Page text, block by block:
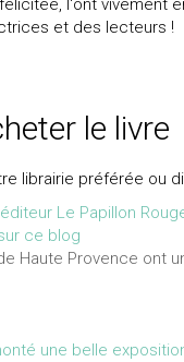
l'ont vivement
et des lecteurs !
le livre
librairie préférée ou
Le Papillon
ce blog
Haute Provence ont
une belle